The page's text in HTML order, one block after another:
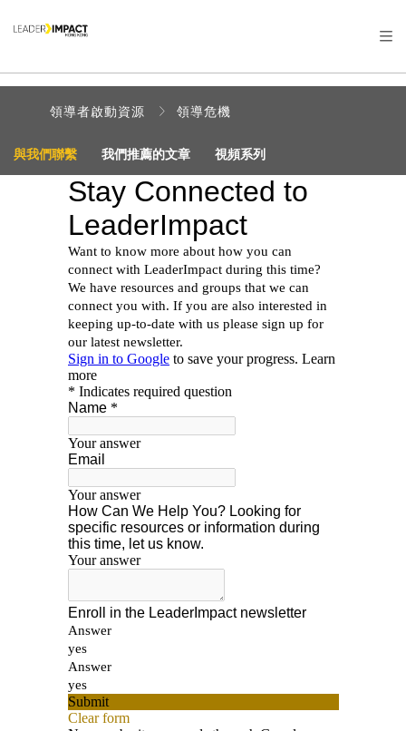
領導者啟動資源 領導危機
與我們聯繫 我們推薦的文章 視頻系列